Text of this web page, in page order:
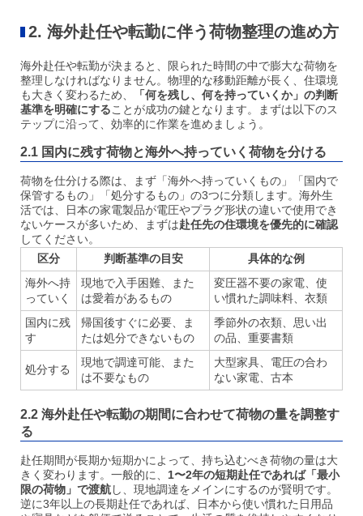
2. 海外赴任や転勤に伴う荷物整理の進め方
海外赴任や転勤が決まると、限られた時間の中で膨大な荷物を
整理しなければなりません。物理的な移動距離が長く、住環境
も大きく変わるため、
「何を残し、何を持っていくか」の判断
基準を明確にすることが成功の鍵となります。まずは以下のス
テップに沿って、効率的に作業を進めましょう。
2.1 国内に残す荷物と海外へ持っていく荷物を分ける
荷物を仕分ける際は、まず「海外へ持っていくもの」「国内で
保管するもの」「処分するもの」の3つに分類します。海外生
活では、日本の家電製品が電圧やプラグ形状の違いで使用でき
ないケースが多いため、まずは赴任先の住環境を優先的に確認
してください。
区分
判断基準の目安
具体的な例
海外へ持
っていく
現地で入手困難、また
は愛着があるもの
変圧器不要の家電、使
い慣れた調味料、衣類
国内に残
す
帰国後すぐに必要、ま
たは処分できないもの
季節外の衣類、思い出
の品、重要書類
処分する
現地で調達可能、また
は不要なもの
大型家具、電圧の合わ
ない家電、古本
2.2 海外赴任や転勤の期間に合わせて荷物の量を調整す
る
赴任期間が長期か短期かによって、持ち込むべき荷物の量は大
きく変わります。一般的に、 1〜2年の短期赴任であれば「最小
限の荷物」で渡航し、現地調達をメインにするのが賢明です。
逆に3年以上の長期赴任であれば、日本から使い慣れた日用品